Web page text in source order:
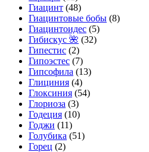
Гиацинт (48)
Гиацинтовые бобы (8)
Гиацинтоидес (5)
Гибискус 🌺 (32)
Гипестис (2)
Гипоэстес (7)
Гипсофила (13)
Глициния (4)
Глоксиния (54)
Глориоза (3)
Годеция (10)
Годжи (11)
Голубика (51)
Горец (2)